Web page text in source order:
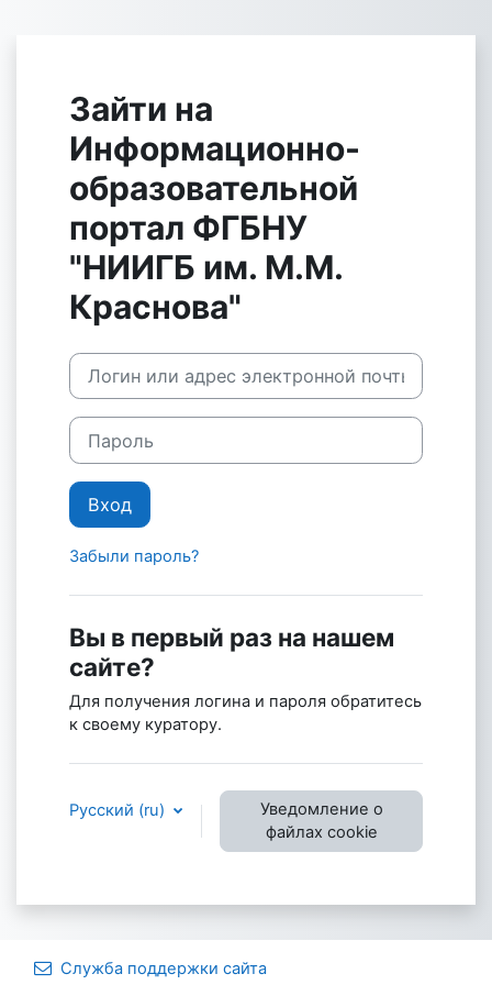
Зайти на
Информационно-
образовательной
портал ФГБНУ
"НИИГБ им. М.М.
Краснова"
Логин или адрес электронной почты
Пароль
Вход
Забыли пароль?
Вы в первый раз на нашем
сайте?
Для получения логина и пароля обратитесь
к своему куратору.
Русский ‎(ru)‎
Уведомление о
файлах cookie
Служба поддержки сайта